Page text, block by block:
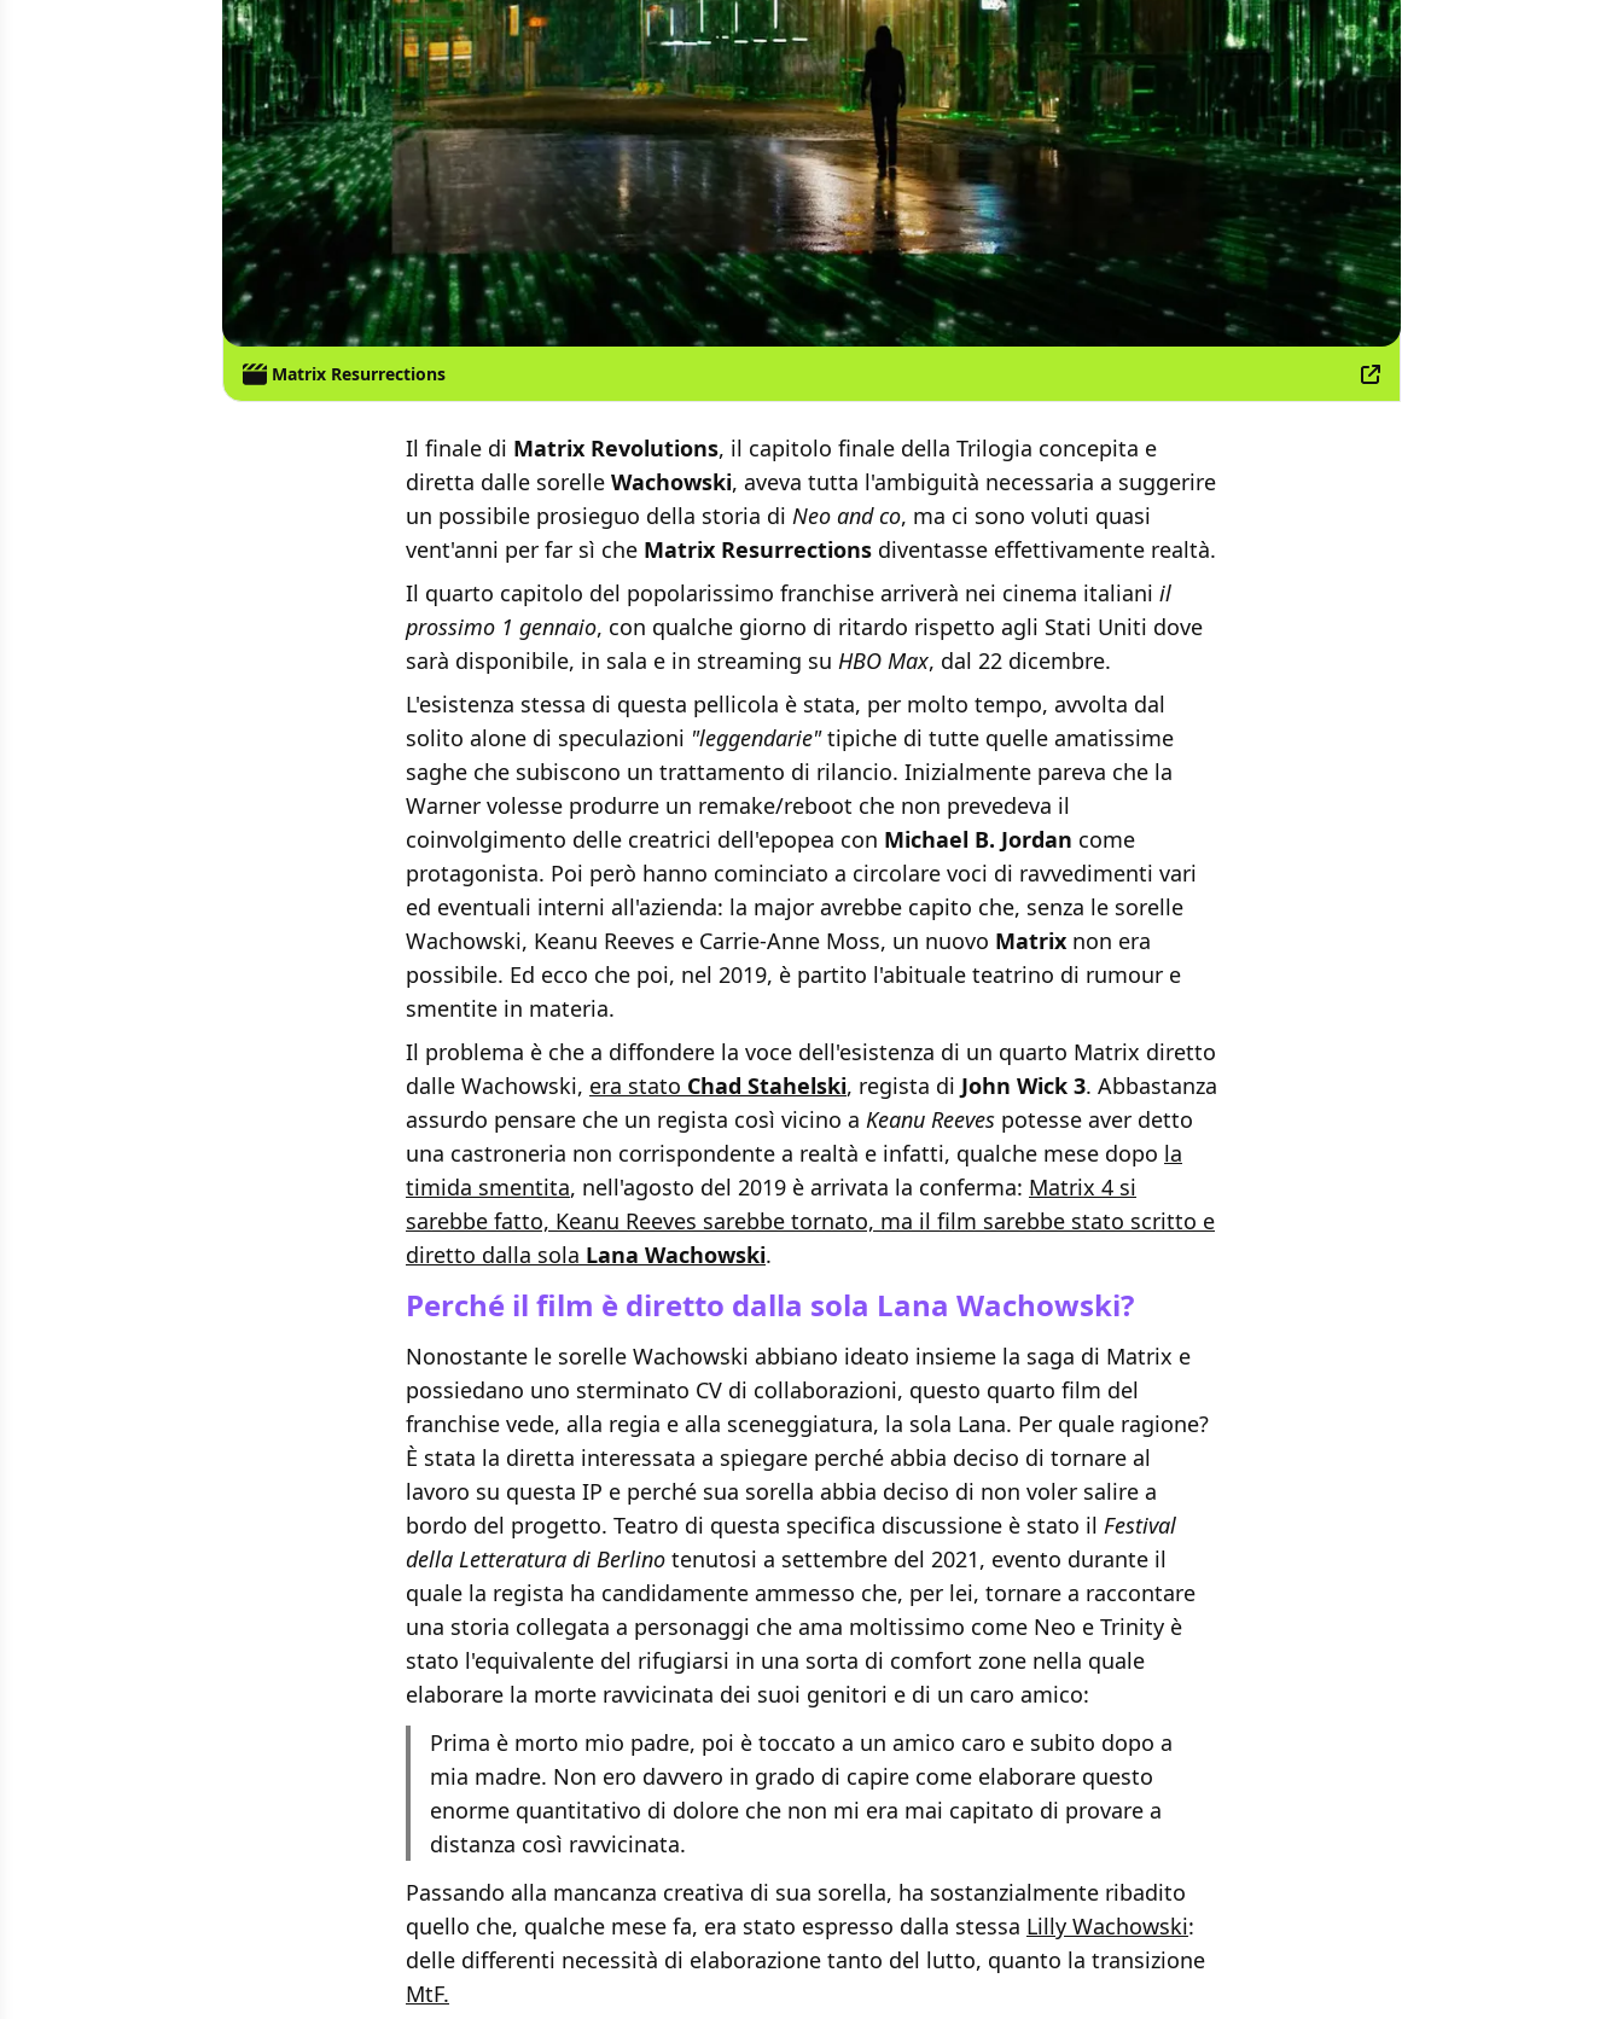
Matrix Resurrections
Il finale di Matrix Revolutions, il capitolo finale della Trilogia concepita e
diretta dalle sorelle Wachowski, aveva tutta l'ambiguità necessaria a suggerire
un possibile prosieguo della storia di Neo and co, ma ci sono voluti quasi
vent'anni per far sì che Matrix Resurrections diventasse effettivamente realtà.
Il quarto capitolo del popolarissimo franchise arriverà nei cinema italiani il
prossimo 1 gennaio, con qualche giorno di ritardo rispetto agli Stati Uniti dove
sarà disponibile, in sala e in streaming su HBO Max, dal 22 dicembre.
L'esistenza stessa di questa pellicola è stata, per molto tempo, avvolta dal
solito alone di speculazioni "leggendarie"tipiche di tutte quelle amatissime
saghe che subiscono un trattamento di rilancio. Inizialmente pareva che la
Warner volesse produrre un remake/reboot che non prevedeva il
coinvolgimento delle creatrici dell'epopea con Michael B. Jordan come
protagonista. Poi però hanno cominciato a circolare voci di ravvedimenti vari
ed eventuali interni all'azienda: la major avrebbe capito che, senza le sorelle
Wachowski, Keanu Reeves e Carrie-Anne Moss, un nuovo Matrix non era
possibile. Ed ecco che poi, nel 2019, è partito l'abituale teatrino di rumour e
smentite in materia.
Il problema è che a diffondere la voce dell'esistenza di un quarto Matrix diretto
dalle Wachowski, era stato Chad Stahelski, regista di John Wick 3. Abbastanza
assurdo pensare che un regista così vicino a Keanu Reeves potesse aver detto
una castroneria non corrispondente a realtà e infatti, qualche mese dopo la
timida smentita, nell'agosto del 2019 è arrivata la conferma: Matrix 4 si
sarebbe fatto, Keanu Reeves sarebbe tornato, ma il film sarebbe stato scritto e
diretto dalla sola Lana Wachowski.
Perché il film è diretto dalla sola Lana Wachowski?
Nonostante le sorelle Wachowski abbiano ideato insieme la saga di Matrix e
possiedano uno sterminato CV di collaborazioni, questo quarto film del
franchise vede, alla regia e alla sceneggiatura, la sola Lana. Per quale ragione?
È stata la diretta interessata a spiegare perché abbia deciso di tornare al
lavoro su questa IP e perché sua sorella abbia deciso di non voler salire a
bordo del progetto. Teatro di questa specifica discussione è stato il Festival
della Letteratura di Berlino tenutosi a settembre del 2021, evento durante il
quale la regista ha candidamente ammesso che, per lei, tornare a raccontare
una storia collegata a personaggi che ama moltissimo come Neo e Trinity è
stato l'equivalente del rifugiarsi in una sorta di comfort zone nella quale
elaborare la morte ravvicinata dei suoi genitori e di un caro amico:
Prima è morto mio padre, poi è toccato a un amico caro e subito dopo a
mia madre. Non ero davvero in grado di capire come elaborare questo
enorme quantitativo di dolore che non mi era mai capitato di provare a
distanza così ravvicinata.
Passando alla mancanza creativa di sua sorella, ha sostanzialmente ribadito
quello che, qualche mese fa, era stato espresso dalla stessa Lilly Wachowski:
delle differenti necessità di elaborazione tanto del lutto, quanto la transizione
MtF.